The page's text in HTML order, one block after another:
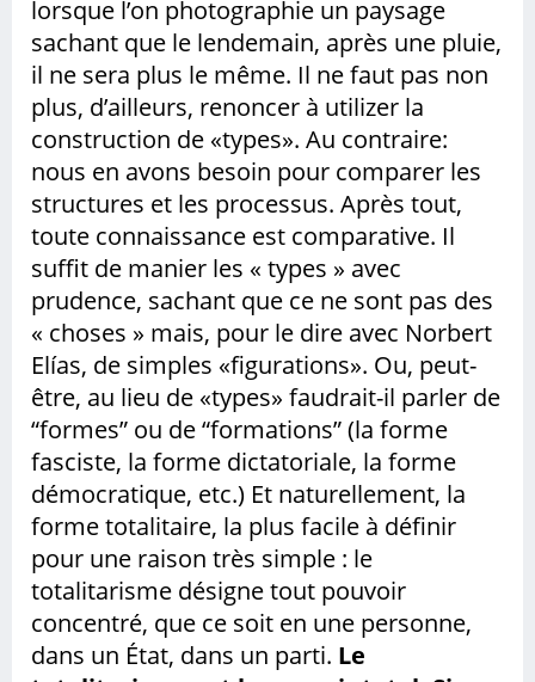
lorsque l’on photographie un paysage
sachant que le lendemain, après une pluie,
il ne sera plus le même. Il ne faut pas non
plus, d’ailleurs, renoncer à utilizer la
construction de «types». Au contraire:
nous en avons besoin pour comparer les
structures et les processus. Après tout,
toute connaissance est comparative. Il
suffit de manier les « types » avec
prudence, sachant que ce ne sont pas des
« choses » mais, pour le dire avec Norbert
Elías, de simples «figurations». Ou, peut-
être, au lieu de «types» faudrait-il parler de
“formes” ou de “formations” (la forme
fasciste, la forme dictatoriale, la forme
démocratique, etc.) Et naturellement, la
forme totalitaire, la plus facile à définir
pour une raison très simple : le
totalitarisme désigne tout pouvoir
concentré, que ce soit en une personne,
dans un État, dans un parti. Le